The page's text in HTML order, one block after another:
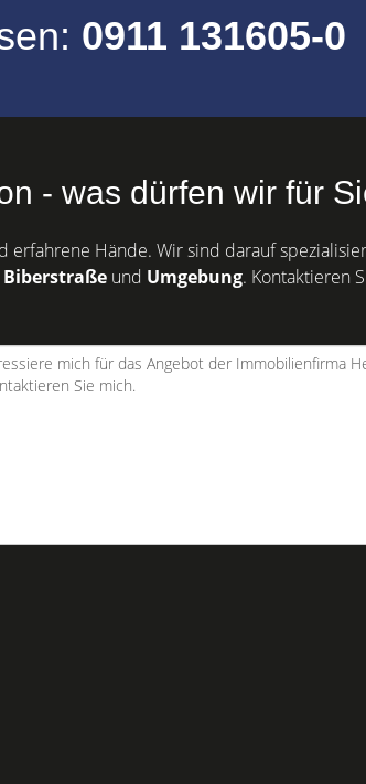
0911 131605-0
- was dürfen wir für
erfahrene Hände. Wir sind darauf
und Umgebung. Kontaktieren